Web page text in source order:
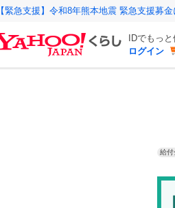
【緊急支援】令和8年熊本地震 緊急支援募
IDでもっ
ログイン
給付